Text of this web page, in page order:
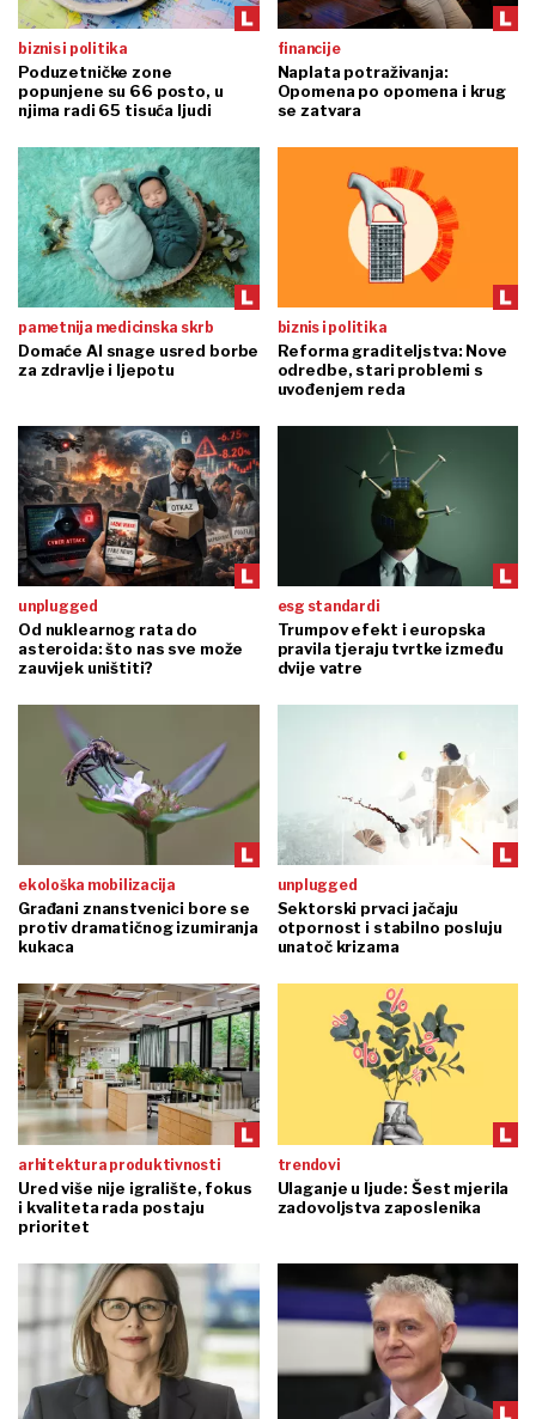
biznis i politika
Poduzetničke zone
popunjene su 66 posto, u
njima radi 65 tisuća ljudi
financije
Naplata potraživanja:
Opomena po opomena i krug
se zatvara
pametnija medicinska skrb
Domaće AI snage usred borbe
za zdravlje i ljepotu
biznis i politika
Reforma graditeljstva: Nove
odredbe, stari problemi s
uvođenjem reda
unplugged
Od nuklearnog rata do
asteroida: što nas sve može
zauvijek uništiti?
esg standardi
Trumpov efekt i europska
pravila tjeraju tvrtke između
dvije vatre
ekološka mobilizacija
Građani znanstvenici bore se
protiv dramatičnog izumiranja
kukaca
unplugged
Sektorski prvaci jačaju
otpornost i stabilno posluju
unatoč krizama
arhitektura produktivnosti
Ured više nije igralište, fokus
i kvaliteta rada postaju
prioritet
trendovi
Ulaganje u ljude: Šest mjerila
zadovoljstva zaposlenika